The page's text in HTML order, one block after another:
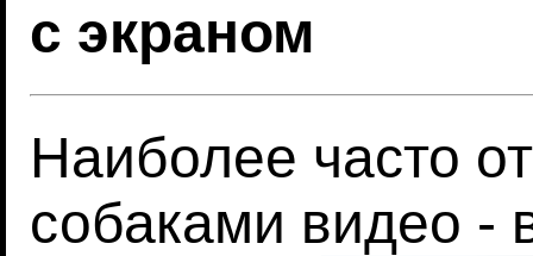
с экраном
Наиболее часто
собаками видео -